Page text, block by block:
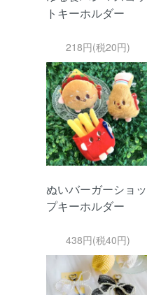
トキーホルダー
218円(税20円)
ぬいバーガーショッ
プキーホルダー
438円(税40円)